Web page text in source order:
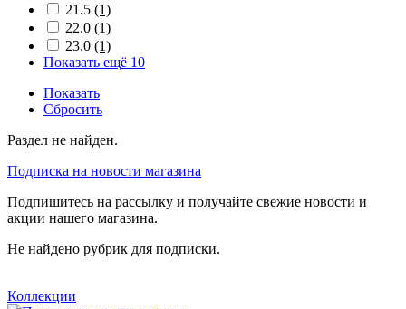
21.5 (1)
22.0 (1)
23.0 (1)
Показать ещё 10
Показать
Сбросить
Раздел не найден.
Подписка на новости магазина
Подпишитесь на рассылку и получайте свежие новости и
акции нашего магазина.
Не найдено рубрик для подписки.
Коллекции